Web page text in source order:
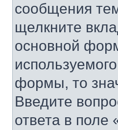
сообщения
щелкните
основной
формы, то
Введите
ответа в